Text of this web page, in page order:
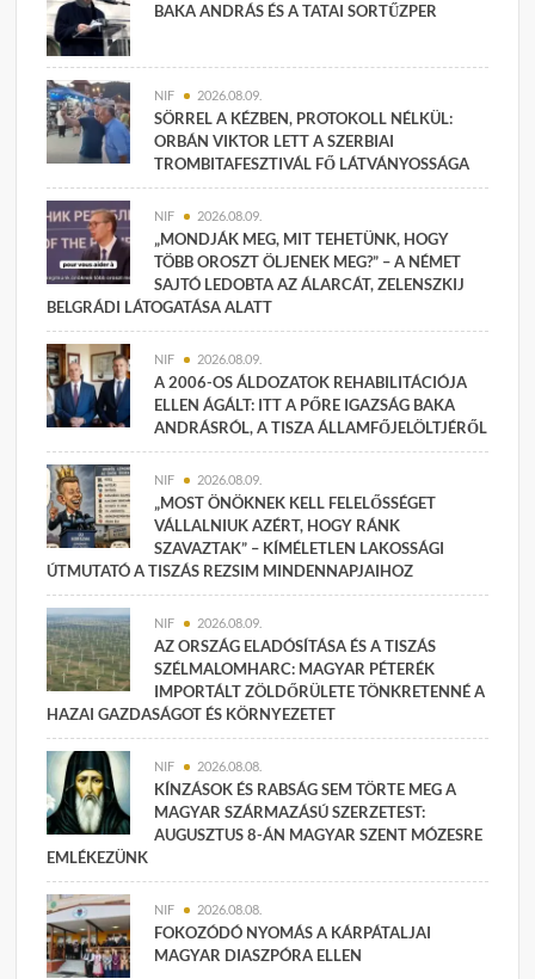
BAKA ANDRÁS ÉS A TATAI SORTŰZPER
NIF 2026.08.09.
SÖRREL A KÉZBEN, PROTOKOLL NÉLKÜL:
ORBÁN VIKTOR LETT A SZERBIAI
TROMBITAFESZTIVÁL FŐ LÁTVÁNYOSSÁGA
NIF 2026.08.09.
„MONDJÁK MEG, MIT TEHETÜNK, HOGY
TÖBB OROSZT ÖLJENEK MEG?” – A NÉMET
SAJTÓ LEDOBTA AZ ÁLARCÁT, ZELENSZKIJ
BELGRÁDI LÁTOGATÁSA ALATT
NIF 2026.08.09.
A 2006-OS ÁLDOZATOK REHABILITÁCIÓJA
ELLEN ÁGÁLT: ITT A PŐRE IGAZSÁG BAKA
ANDRÁSRÓL, A TISZA ÁLLAMFŐJELÖLTJÉRŐL
NIF 2026.08.09.
„MOST ÖNÖKNEK KELL FELELŐSSÉGET
VÁLLALNIUK AZÉRT, HOGY RÁNK
SZAVAZTAK” – KÍMÉLETLEN LAKOSSÁGI
ÚTMUTATÓ A TISZÁS REZSIM MINDENNAPJAIHOZ
NIF 2026.08.09.
AZ ORSZÁG ELADÓSÍTÁSA ÉS A TISZÁS
SZÉLMALOMHARC: MAGYAR PÉTERÉK
IMPORTÁLT ZÖLDŐRÜLETE TÖNKRETENNÉ A
HAZAI GAZDASÁGOT ÉS KÖRNYEZETET
NIF 2026.08.08.
KÍNZÁSOK ÉS RABSÁG SEM TÖRTE MEG A
MAGYAR SZÁRMAZÁSÚ SZERZETEST:
AUGUSZTUS 8-ÁN MAGYAR SZENT MÓZESRE
EMLÉKEZÜNK
NIF 2026.08.08.
FOKOZÓDÓ NYOMÁS A KÁRPÁTALJAI
MAGYAR DIASZPÓRA ELLEN